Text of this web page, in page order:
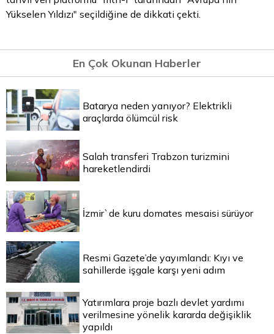
Yükselen Yıldızı" seçildiğine de dikkati çekti.
En Çok Okunan Haberler
Batarya neden yanıyor? Elektrikli
araçlarda ölümcül risk
Salah transferi Trabzon turizmini
hareketlendirdi
İzmir`de kuru domates mesaisi sürüyor
Resmi Gazete’de yayımlandı: Kıyı ve
sahillerde işgale karşı yeni adım
Yatırımlara proje bazlı devlet yardımı
verilmesine yönelik kararda değişiklik
yapıldı